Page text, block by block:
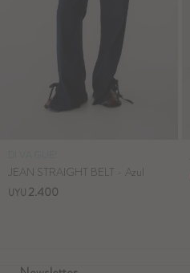
JEAN STRAIGHT BELT - Azul
UYU 2.400